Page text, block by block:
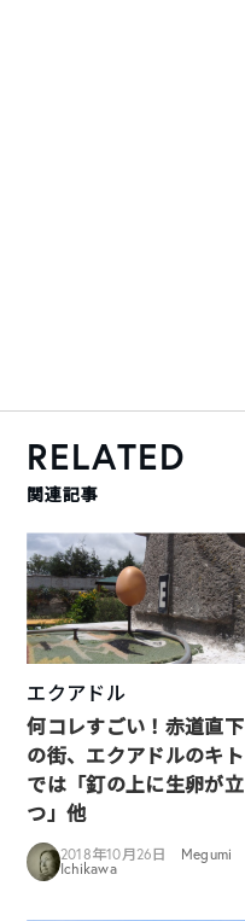
RELATED
関連記事
エクアドル
何コレすごい！赤道直下
の街、エクアドルのキト
では「釘の上に生卵が立
つ」他
2018年10月26日
Megumi
Ichikawa